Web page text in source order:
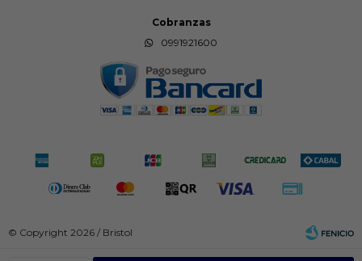
Cobranzas
0991921600
© Copyright 2026 / Bristol